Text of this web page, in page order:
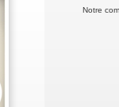
Notre